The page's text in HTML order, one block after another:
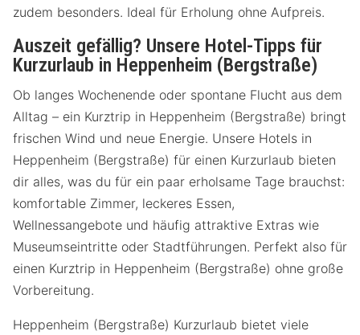
zudem besonders. Ideal für Erholung ohne Aufpreis.
Auszeit gefällig? Unsere Hotel-Tipps für
Kurzurlaub in Heppenheim (Bergstraße)
Ob langes Wochenende oder spontane Flucht aus dem
Alltag – ein Kurztrip in Heppenheim (Bergstraße) bringt
frischen Wind und neue Energie. Unsere Hotels in
Heppenheim (Bergstraße) für einen Kurzurlaub bieten
dir alles, was du für ein paar erholsame Tage brauchst:
komfortable Zimmer, leckeres Essen,
Wellnessangebote und häufig attraktive Extras wie
Museumseintritte oder Stadtführungen. Perfekt also für
einen Kurztrip in Heppenheim (Bergstraße) ohne große
Vorbereitung.
Heppenheim (Bergstraße) Kurzurlaub bietet viele